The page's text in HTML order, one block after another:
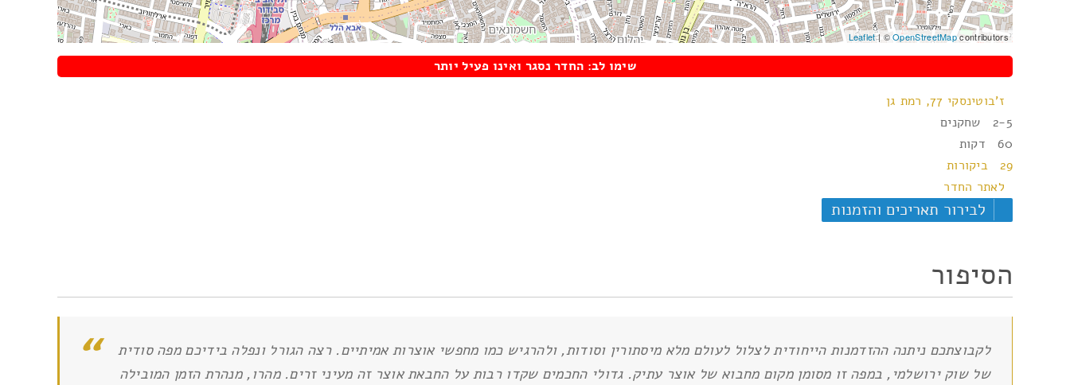
Leaflet| ©OpenStreetMapcontributors
שימו לב: החדר נסגר ואינו פעיל יותר
ז'בוטינסקי 77, רמת גן
2-5 שחקנים
60 דקות
29 ביקורות
לאתר החדר
לבירור תאריכים והזמנות
הסיפור
לקבוצתכם ניתנה ההזדמנות הייחודית לצלול לעולם מלא מיסתורין וסודות, ולהרגיש כמו מחפשי אוצרות אמיתיים. רצה הגורל ונפלה בידיכם מפה סודית
של שוק ירושלמי, במפה זו מסומן מקום מחבוא של אוצר עתיק. גדולי החכמים שקדו רבות על החבאת אוצר זה מעיני זרים. מהרו, מנהרת הזמן המובילה